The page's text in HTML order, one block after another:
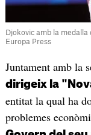
Djokovic amb la
Europa Press
Juntament amb la
dirigeix la
entitat la qual ha
problemes